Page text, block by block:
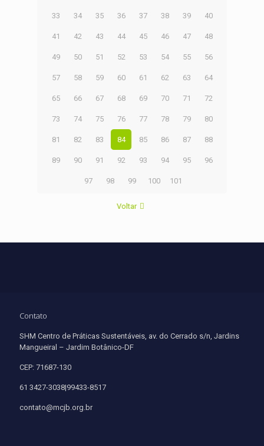
33 34 35 36 37 38 39 40
41 42 43 44 45 46 47 48
49 50 51 52 53 54 55 56
57 58 59 60 61 62 63 64
65 66 67 68 69 70 71 72
73 74 75 76 77 78 79 80
81 82 83 84 85 86 87 88
89 90 91 92 93 94 95 96
97 98 99 100 101
Voltar
Contato
SHM Centro de Práticas Sustentáveis, av. do Cerrado s/n, Jardins
Mangueiral – Jardim Botânico-DF
CEP: 71687-130
61 3427-3038|99433-8517
contato@mcjb.org.br